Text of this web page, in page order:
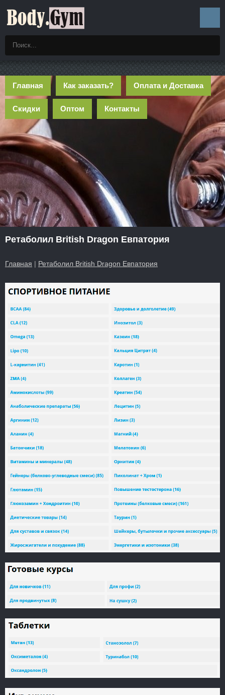
Главная Как заказать? Оплата и Доставка
Скидки Оптом Контакты
Ретаболил British Dragon Евпатория
Главная | Ретаболил British Dragon Евпатория